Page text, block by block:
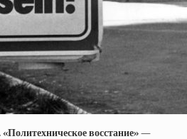
восстание» —